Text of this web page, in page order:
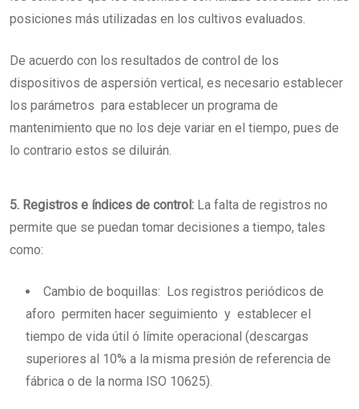
posiciones más utilizadas en los cultivos evaluados.
De acuerdo con los resultados de control de los
dispositivos de aspersión vertical, es necesario establecer
los parámetros para establecer un programa de
mantenimiento que no los deje variar en el tiempo, pues de
lo contrario estos se diluirán.
5. Registros e índices de control: La falta de registros no
permite que se puedan tomar decisiones a tiempo, tales
como:
Cambio de boquillas: Los registros periódicos de
aforo permiten hacer seguimiento y establecer el
tiempo de vida útil ó límite operacional (descargas
superiores al 10% a la misma presión de referencia de
fábrica o de la norma ISO 10625).